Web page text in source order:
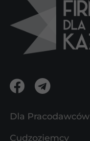
Dla Pracodawców
Cudzoziemcy